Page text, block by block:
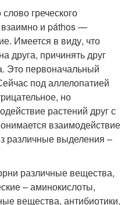
греческого
и páthos —
Имеется в виду, что
друга, причинять друг
Это первоначальный
под аллелопатией
но
растений друг с
взаимодействие
различные выделения –
различные вещества,
– аминокислоты,
вещества, антибиотики,